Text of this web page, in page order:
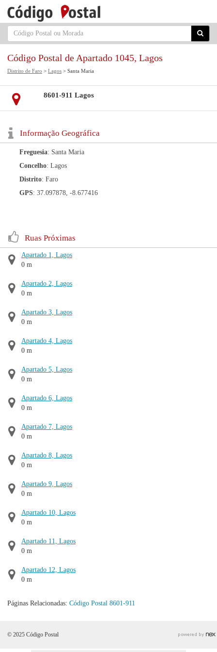
Código Postal de Apartado 1045, Lagos
Distrito de Faro > Lagos > Santa Maria
8601-911 Lagos
Informação Geográfica
Freguesia: Santa Maria
Concelho: Lagos
Distrito: Faro
GPS: 37.097878, -8.677416
Ruas Próximas
Apartado 1, Lagos
0 m
Apartado 2, Lagos
0 m
Apartado 3, Lagos
0 m
Apartado 4, Lagos
0 m
Apartado 5, Lagos
0 m
Apartado 6, Lagos
0 m
Apartado 7, Lagos
0 m
Apartado 8, Lagos
0 m
Apartado 9, Lagos
0 m
Apartado 10, Lagos
0 m
Apartado 11, Lagos
0 m
Apartado 12, Lagos
0 m
Páginas Relacionadas: Código Postal 8601-911
© 2025 Código Postal